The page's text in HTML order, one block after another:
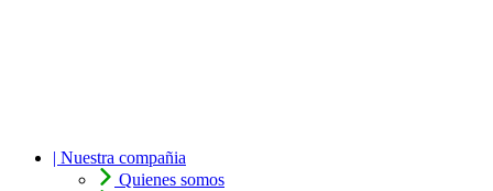
| Nuestra compañia
Quienes somos